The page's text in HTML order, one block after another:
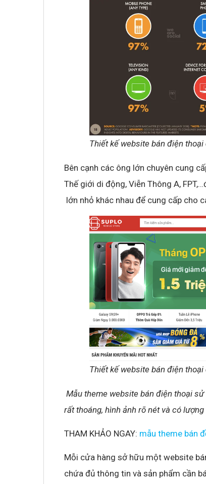
Thiết kế website bán điện
Bên cạnh các ông lớn chuyên cung
Thế giới di động, Viễn Thông A,
lớn nhỏ khác nhau để cung cấp cho
Thiết kế website bán điện
Mẫu theme website bán điện thoại
rất thoáng, hình ảnh rõ nét và có
THAM KHẢO NGAY: mẫu theme bán
Mỗi cửa hàng sở hữu một website
chứa đủ thông tin và sản phẩm cần
Không khí cổ vũ U23 Việt Nam tại